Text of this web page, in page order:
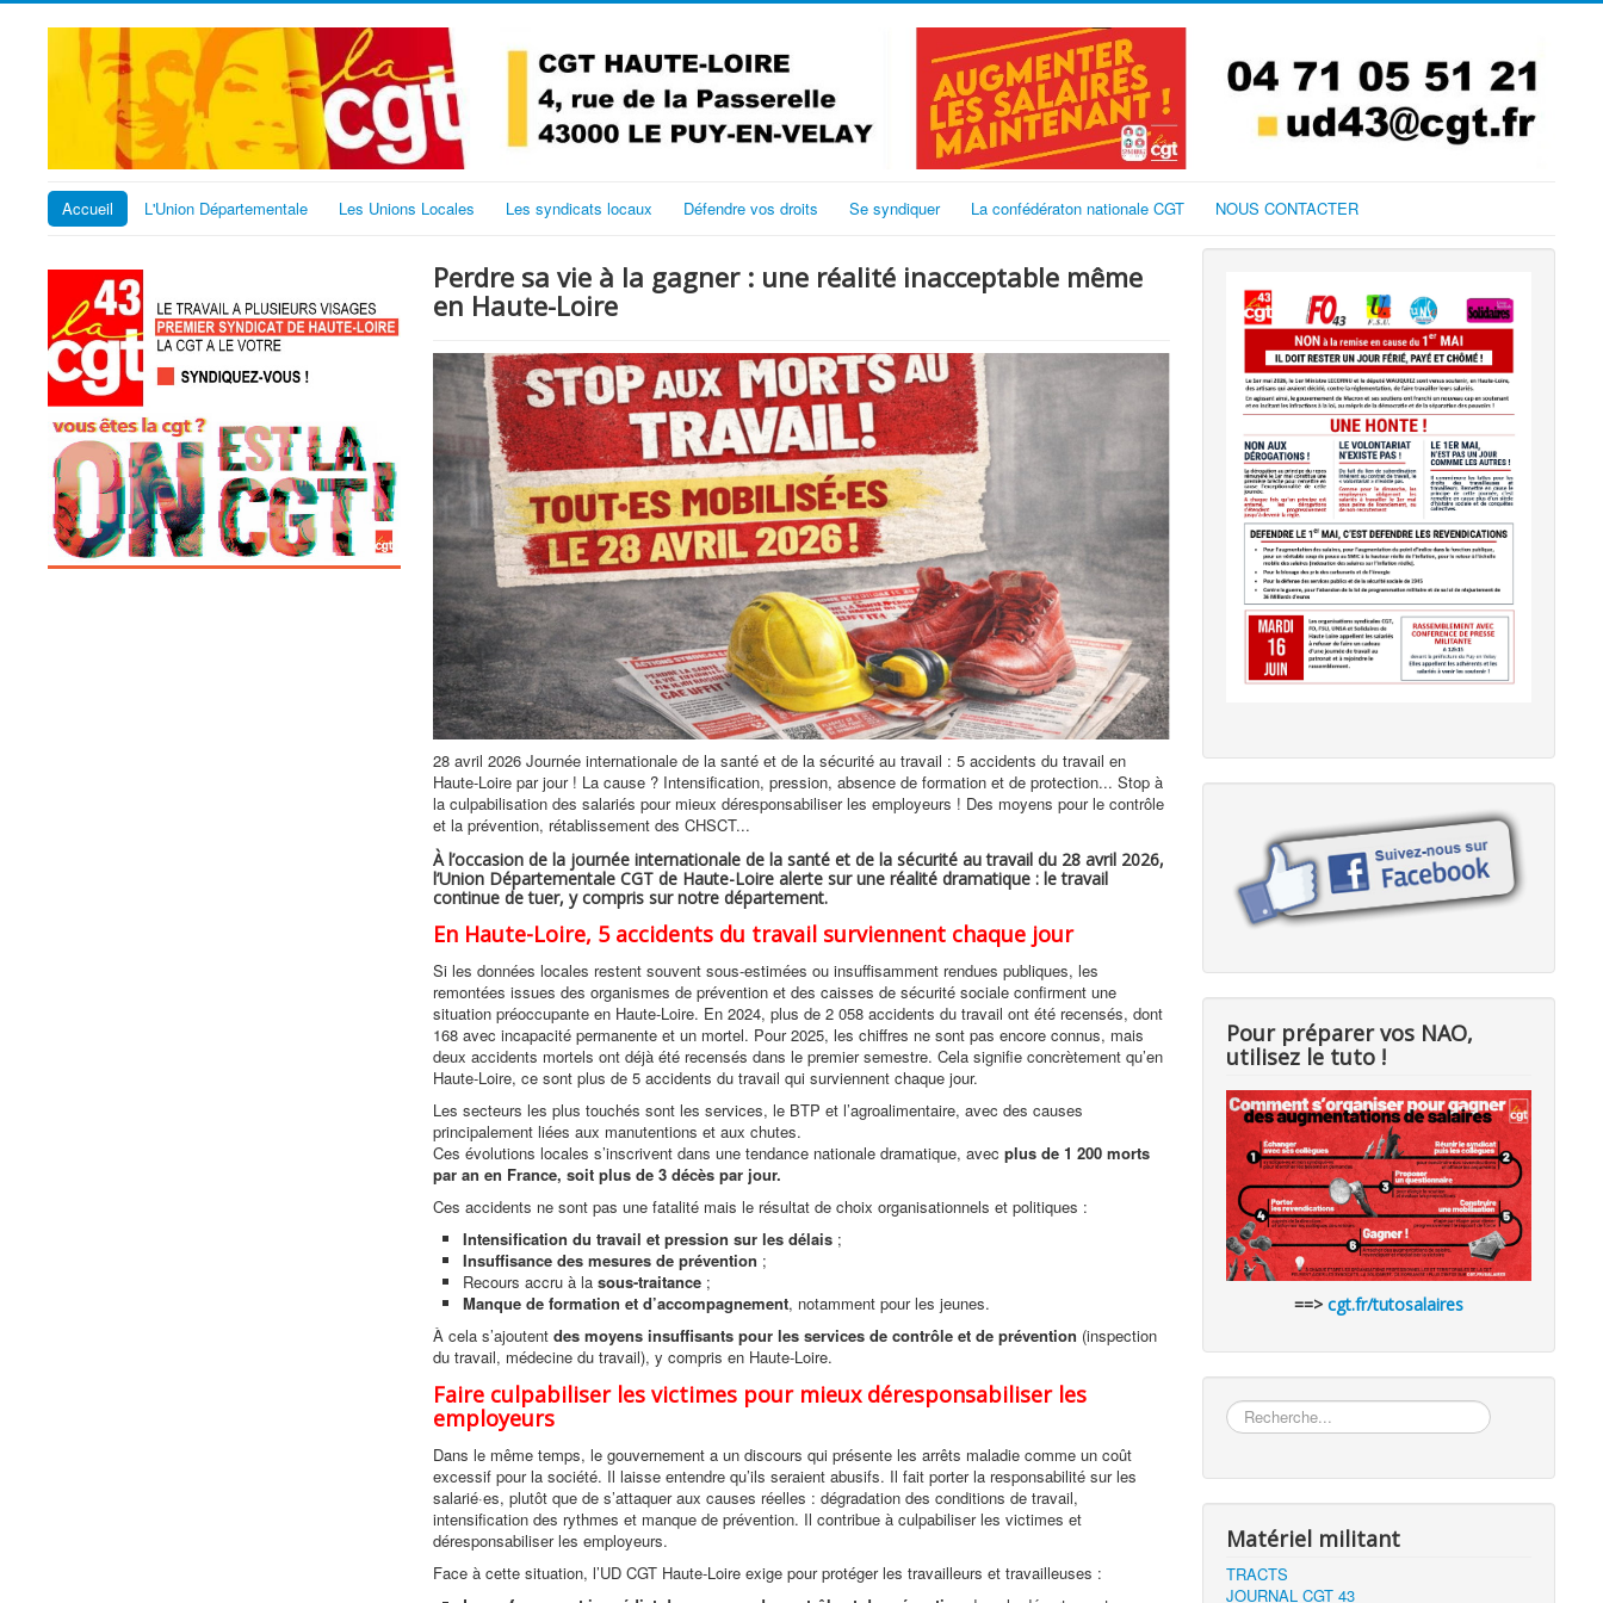
Accueil L'Union Départementale Les Unions Locales Les syndicats locaux Défendre vos droits Se syndiquer La confédératon nationale CGT NOUS CONTACTER
Perdre sa vie à la gagner : une réalité inacceptable même
en Haute-Loire
28 avril 2026 Journée internationale de la santé et de la sécurité au travail : 5 accidents du travail en
Haute-Loire par jour ! La cause ? Intensification, pression, absence de formation et de protection... Stop à
la culpabilisation des salariés pour mieux déresponsabiliser les employeurs ! Des moyens pour le contrôle
et la prévention, rétablissement des CHSCT...
À l’occasion de la journée internationale de la santé et de la sécurité au travail du 28 avril 2026,
l’Union Départementale CGT de Haute-Loire alerte sur une réalité dramatique : le travail
continue de tuer, y compris sur notre département.
En Haute-Loire, 5 accidents du travail surviennent chaque jour
Si les données locales restent souvent sous-estimées ou insuffisamment rendues publiques, les
remontées issues des organismes de prévention et des caisses de sécurité sociale confirment une
situation préoccupante en Haute-Loire. En 2024, plus de 2 058 accidents du travail ont été recensés, dont
168 avec incapacité permanente et un mortel. Pour 2025, les chiffres ne sont pas encore connus, mais
deux accidents mortels ont déjà été recensés dans le premier semestre. Cela signifie concrètement qu’en
Haute-Loire, ce sont plus de 5 accidents du travail qui surviennent chaque jour.
Les secteurs les plus touchés sont les services, le BTP et l’agroalimentaire, avec des causes
principalement liées aux manutentions et aux chutes.
Ces évolutions locales s’inscrivent dans une tendance nationale dramatique, avec plus de 1 200 morts
par an en France, soit plus de 3 décès par jour.
Ces accidents ne sont pas une fatalité mais le résultat de choix organisationnels et politiques :
Intensification du travail et pression sur les délais;
Insuffisance des mesures de prévention ;
Recours accru à la sous-traitance;
Manque de formation et d’accompagnement, notamment pour les jeunes.
À cela s’ajoutent des moyens insuffisants pour les services de contrôle et de prévention (inspection
du travail, médecine du travail), y compris en Haute-Loire.
Faire culpabiliser les victimes pour mieux déresponsabiliser les
employeurs
Dans le même temps, le gouvernement a un discours qui présente les arrêts maladie comme un coût
excessif pour la société. Il laisse entendre qu’ils seraient abusifs. Il fait porter la responsabilité sur les
salarié·es, plutôt que de s’attaquer aux causes réelles : dégradation des conditions de travail,
intensification des rythmes et manque de prévention. Il contribue à culpabiliser les victimes et
déresponsabiliser les employeurs.
Face à cette situation, l’UD CGT Haute-Loire exige pour protéger les travailleurs et travailleuses :
Pour préparer vos NAO,
utilisez le tuto !
==>cgt.fr/tutosalaires
Rechercher
Matériel militant
TRACTS
JOURNAL CGT 43